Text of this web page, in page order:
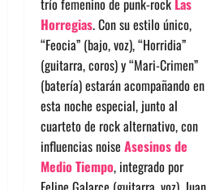
Horregias. Con su estilo único,
“Feocia” (bajo, voz), “Horridia”
(guitarra, coros) y “Mari-Crimen”
(batería) estarán acompañando en
esta noche especial, junto al
cuarteto de rock alternativo, con
influencias noise Asesinos de
Medio Tiempo, integrado por